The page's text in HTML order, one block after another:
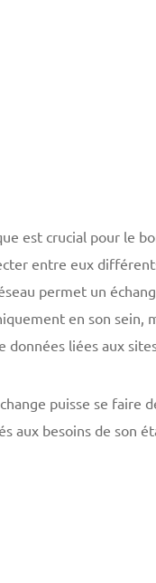
est crucial pour le
entre eux
permet un
en son sein,
données liées aux
puisse se
aux besoins de son